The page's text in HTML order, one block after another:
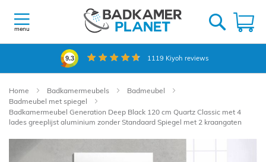
naar
de
menu
9.3 1119 Kiyoh reviews
Home Badkamermeubels
Badmeubel
Badmeubel met spiegel
Badkamermeubel Generation Deep Black 120 cm Quartz Classic met 4
lades greeplijst aluminium zonder Standaard Spiegel met 2 kraangaten